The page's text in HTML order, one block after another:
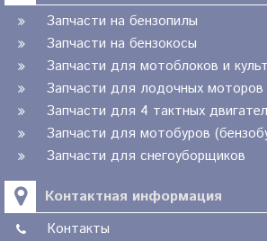
Запчасти на бензопилы
Запчасти на бензокосы
Запчасти для мотоблоков и
Запчасти для лодочных моторов
Запчасти для 4 тактных
Запчасти для мотобуров
Запчасти для снегоуборщиков
Контактная информация
Контакты